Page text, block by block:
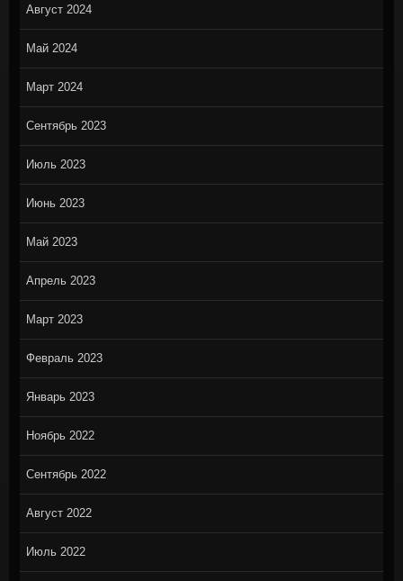
Август 2024
Май 2024
Март 2024
Сентябрь 2023
Июль 2023
Июнь 2023
Май 2023
Апрель 2023
Март 2023
Февраль 2023
Январь 2023
Ноябрь 2022
Сентябрь 2022
Август 2022
Июль 2022